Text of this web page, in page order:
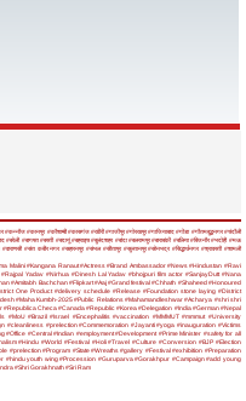
#कन्नौज #कानपुर #कौशाम्बी #कासगंज #खीरी#गाजीपुर#गोरखपुर #गाजियाबाद #गोंडा #गौतमबुद्धनगर #चंदौली
#बरेली #बागपत #बस्ती #बदायूं #बहराइच #बुलंदशहर #बांदा #बलरामपुर #बाराबंकी #बलिया #बिजनौर #भदोही #मऊ
#वाराणसी #संत कबीर नगर #सहारनपुर #संभल #सीतापुर #सुल्तानपुर #सोनभद्र#सिद्धार्थनगर #श्रावस्ती #शामली
Malini #Kangana Ranaut #Actress #Brand Ambassador #News #Hindustan #Ravi
#Rajpal Yadav #Nirhua #Dinesh Lal Yadav #bhojpuri film actor #SanjayDutt #Nana
#Amitabh Bachchan #Flipkart#Aaj#Grand festival #Chhath #Shaheed #Honoured
One Product #delivery schedule #Release #Foundation stone laying #District
#Maha Kumbh-2025 #Public Relations #Mahamandleshwar #Acharya #shri shri
#Republica Checa#Canada #Republic #Korea #Delegation #India #German #Nepal
#MoU #Brazil #Israel #Encephalitis #vaccination #MMMUT #mmmut #University
#cleanliness #prelection #Commemoration #Jayanti #yoga #inauguration #Victims
#Office #Central #Indian #employment #Development #Prime Minister #safety for all
#Hindu #World #Festival #Holi #Travel #Culture #Conversion #BJP #Election
#prelection #Program #State #Wreaths #gallery #Festival #exhibition #Preparation
#hindu youth wing #Procession #Guruparva #Gorakhpur #Campaign #add young
#Shri Gorakhnath #Sri Ram